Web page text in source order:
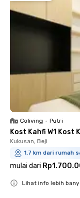
Coliving • Putri
Kost Kahfi W1 Kost
Kukusan, Beji
1.7 km dari rumah
mulai dari
Lihat info lebih